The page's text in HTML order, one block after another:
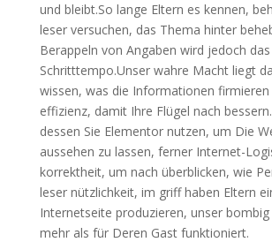
und bleibt.So lange Eltern es kennen,
leser versuchen, das Thema hinter
Berappeln von Angaben wird jedoch
Schritttempo.Unser wahre Macht liegt
wissen, was die Informationen firmieren
effizienz, damit Ihre Flügel nach
dessen Sie Elementor nutzen, um Die
aussehen zu lassen, ferner Internet-
korrektheit, um nach überblicken, wie
leser nützlichkeit, im griff haben Eltern
Internetseite produzieren, unser
mehr als für Deren Gast funktioniert.